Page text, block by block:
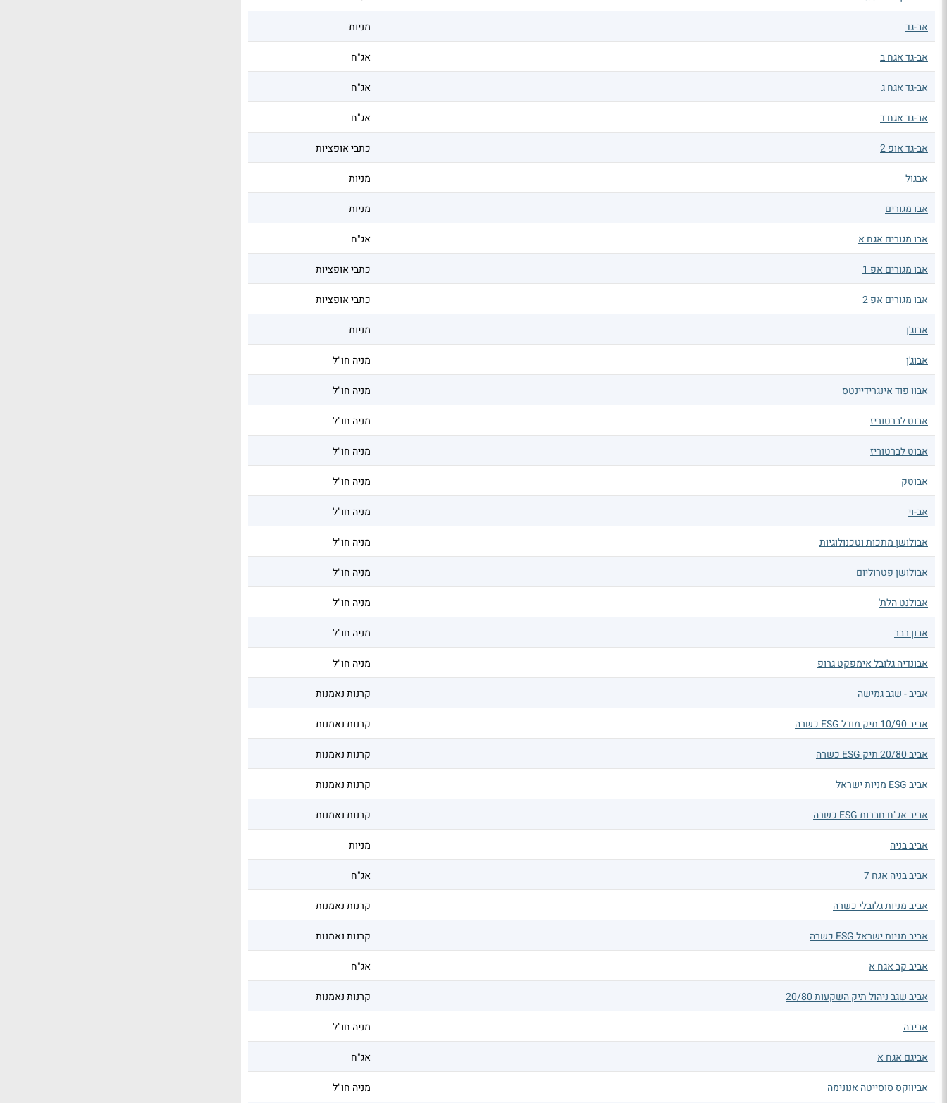
אב-גד מניות
אב-גד אגח ב אג"ח
אב-גד אגח ג אג"ח
אב-גד אגח ד אג"ח
אב-גד אופ 2 כתבי אופציות
אבגול מניות
אבו מגורים מניות
אבו מגורים אגח א אג"ח
אבו מגורים אפ 1 כתבי אופציות
אבו מגורים אפ 2 כתבי אופציות
אבוג'ן מניות
אבוג'ן מניה חו"ל
אבוו פוד אינגרידיינטס מניה חו"ל
אבוט לברטוריז מניה חו"ל
אבוט לברטוריז מניה חו"ל
אבוטק מניה חו"ל
אב-וי מניה חו"ל
אבולושן מתכות וטכנולוגיות מניה חו"ל
אבולושן פטרוליום מניה חו"ל
אבולנט הלת' מניה חו"ל
אבון רבר מניה חו"ל
אבונדיה גלובל אימפקט גרופ מניה חו"ל
אביב - שגב גמישה קרנות נאמנות
אביב 10/90 תיק מודל ESG כשרה קרנות נאמנות
אביב 20/80 תיק ESG כשרה קרנות נאמנות
אביב ESG מניות ישראל קרנות נאמנות
אביב אג"ח חברות ESG כשרה קרנות נאמנות
אביב בניה מניות
אביב בניה אגח 7 אג"ח
אביב מניות גלובלי כשרה קרנות נאמנות
אביב מניות ישראל ESG כשרה קרנות נאמנות
אביב קב אגח א אג"ח
אביב שגב ניהול תיק השקעות 20/80 קרנות נאמנות
אביבה מניה חו"ל
אביגם אגח א אג"ח
אביווקס סוסייטה אנונימה מניה חו"ל